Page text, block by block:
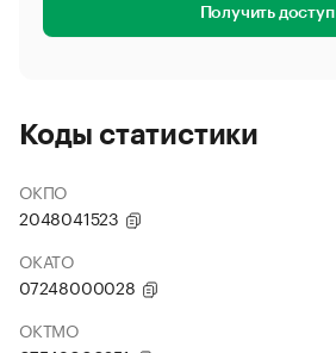
Получить доступ
Коды статистики
ОКПО
2048041523
ОКАТО
07248000028
ОКТМО